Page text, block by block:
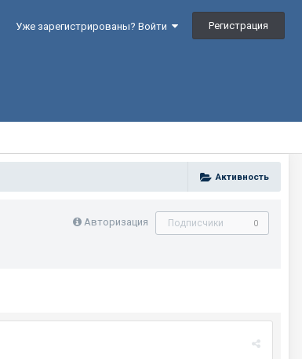
Уже зарегистрированы? Войти Регистрация
Активность
Авторизация Подписчики 0